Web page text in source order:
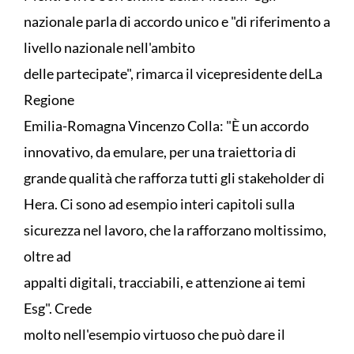
nazionale parla di accordo unico e "di riferimento a
livello nazionale nell'ambito
delle partecipate", rimarca il vicepresidente delLa
Regione
Emilia-Romagna Vincenzo Colla: "È un accordo
innovativo, da emulare, per una traiettoria di
grande qualità che rafforza tutti gli stakeholder di
Hera. Ci sono ad esempio interi capitoli sulla
sicurezza nel lavoro, che la rafforzano moltissimo,
oltre ad
appalti digitali, tracciabili, e attenzione ai temi
Esg". Crede
molto nell'esempio virtuoso che può dare il